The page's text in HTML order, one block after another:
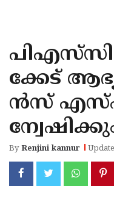
KANNUR
KASARAGOD
പിഎസ്‌സി
ക്കേട്
ന്‍സ്
ByRenjini kannur